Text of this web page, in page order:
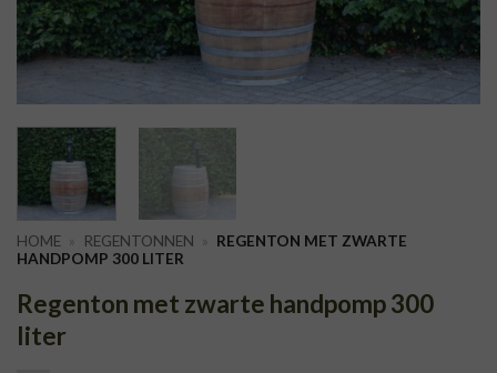
HOME » REGENTONNEN » REGENTON MET ZWARTE
HANDPOMP 300 LITER
Regenton met zwarte handpomp 300
liter